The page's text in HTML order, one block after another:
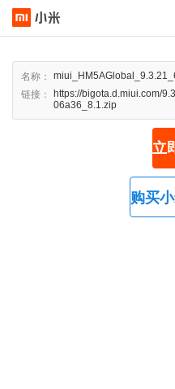
名称：
链接：
https://bigota.d.miui.com/
06a36_8.1.zip
立
购买